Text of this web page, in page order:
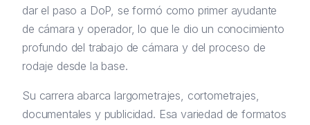
dar el paso a DoP, se formó como primer ayudante
de cámara y operador, lo que le dio un conocimiento
profundo del trabajo de cámara y del proceso de
rodaje desde la base.
Su carrera abarca largometrajes, cortometrajes,
documentales y publicidad. Esa variedad de formatos